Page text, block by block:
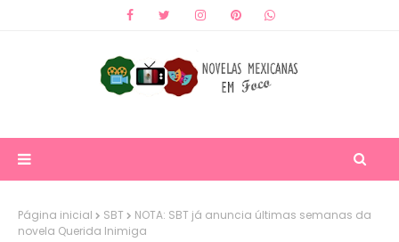
Página inicial SBT
NOTA: SBT já anuncia últimas semanas da
novela Querida Inimiga